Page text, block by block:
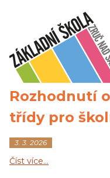
Rozhodnutí
třídy pro
3. 3. 2026
Číst více…